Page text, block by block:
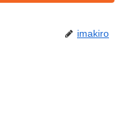
imakiro